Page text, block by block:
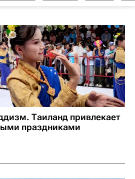
Таиланд привлекает
праздниками